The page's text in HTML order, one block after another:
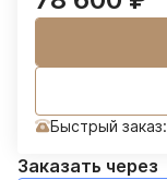
Быстрый заказ:
Заказать через